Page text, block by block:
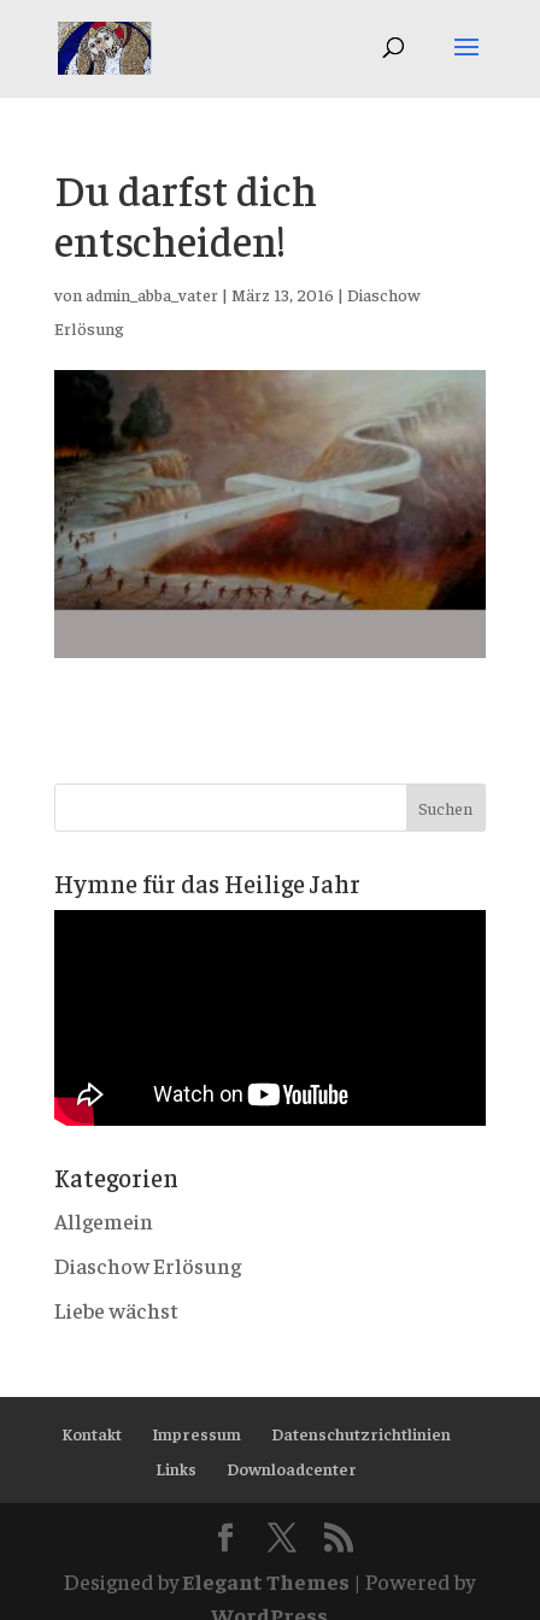
Du darfst dich
entscheiden!
von admin_abba_vater| März 13, 2016 | Diaschow
Erlösung
Hymne für das Heilige Jahr
Kategorien
Allgemein
Diaschow Erlösung
Liebe wächst
Kontakt Impressum
Datenschutzrichtlinien
Links
Downloadcenter
Designed byElegant Themes | Powered by